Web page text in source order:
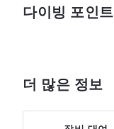
다이빙 포인트
더 많은 정보